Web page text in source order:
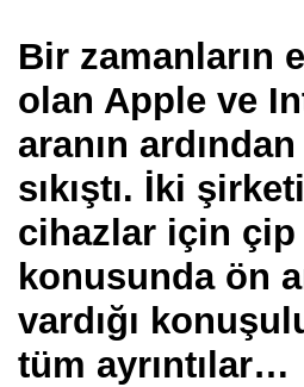
Bir zamanların
olan Apple ve
aranın
sıkıştı. İki
cihazlar için
konusunda ön
vardığı
tüm ayrıntılar…